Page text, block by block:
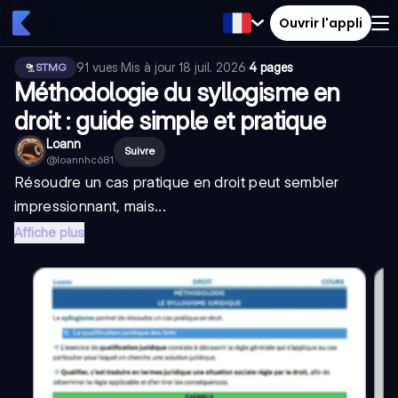
Ouvrir l'appli
STMG 91 vues·Mis à jour18 juil. 2026·4 pages
Méthodologie du syllogisme en
droit : guide simple et pratique
Loann
@loannhc681
Suivre
Résoudre un cas pratique en droit peut sembler
impressionnant, mais...
Affiche plus